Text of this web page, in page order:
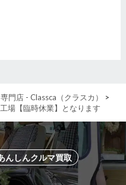
門店 - Classca（クラスカ）
>
場【臨時休業】となります
んしんクルマ買取